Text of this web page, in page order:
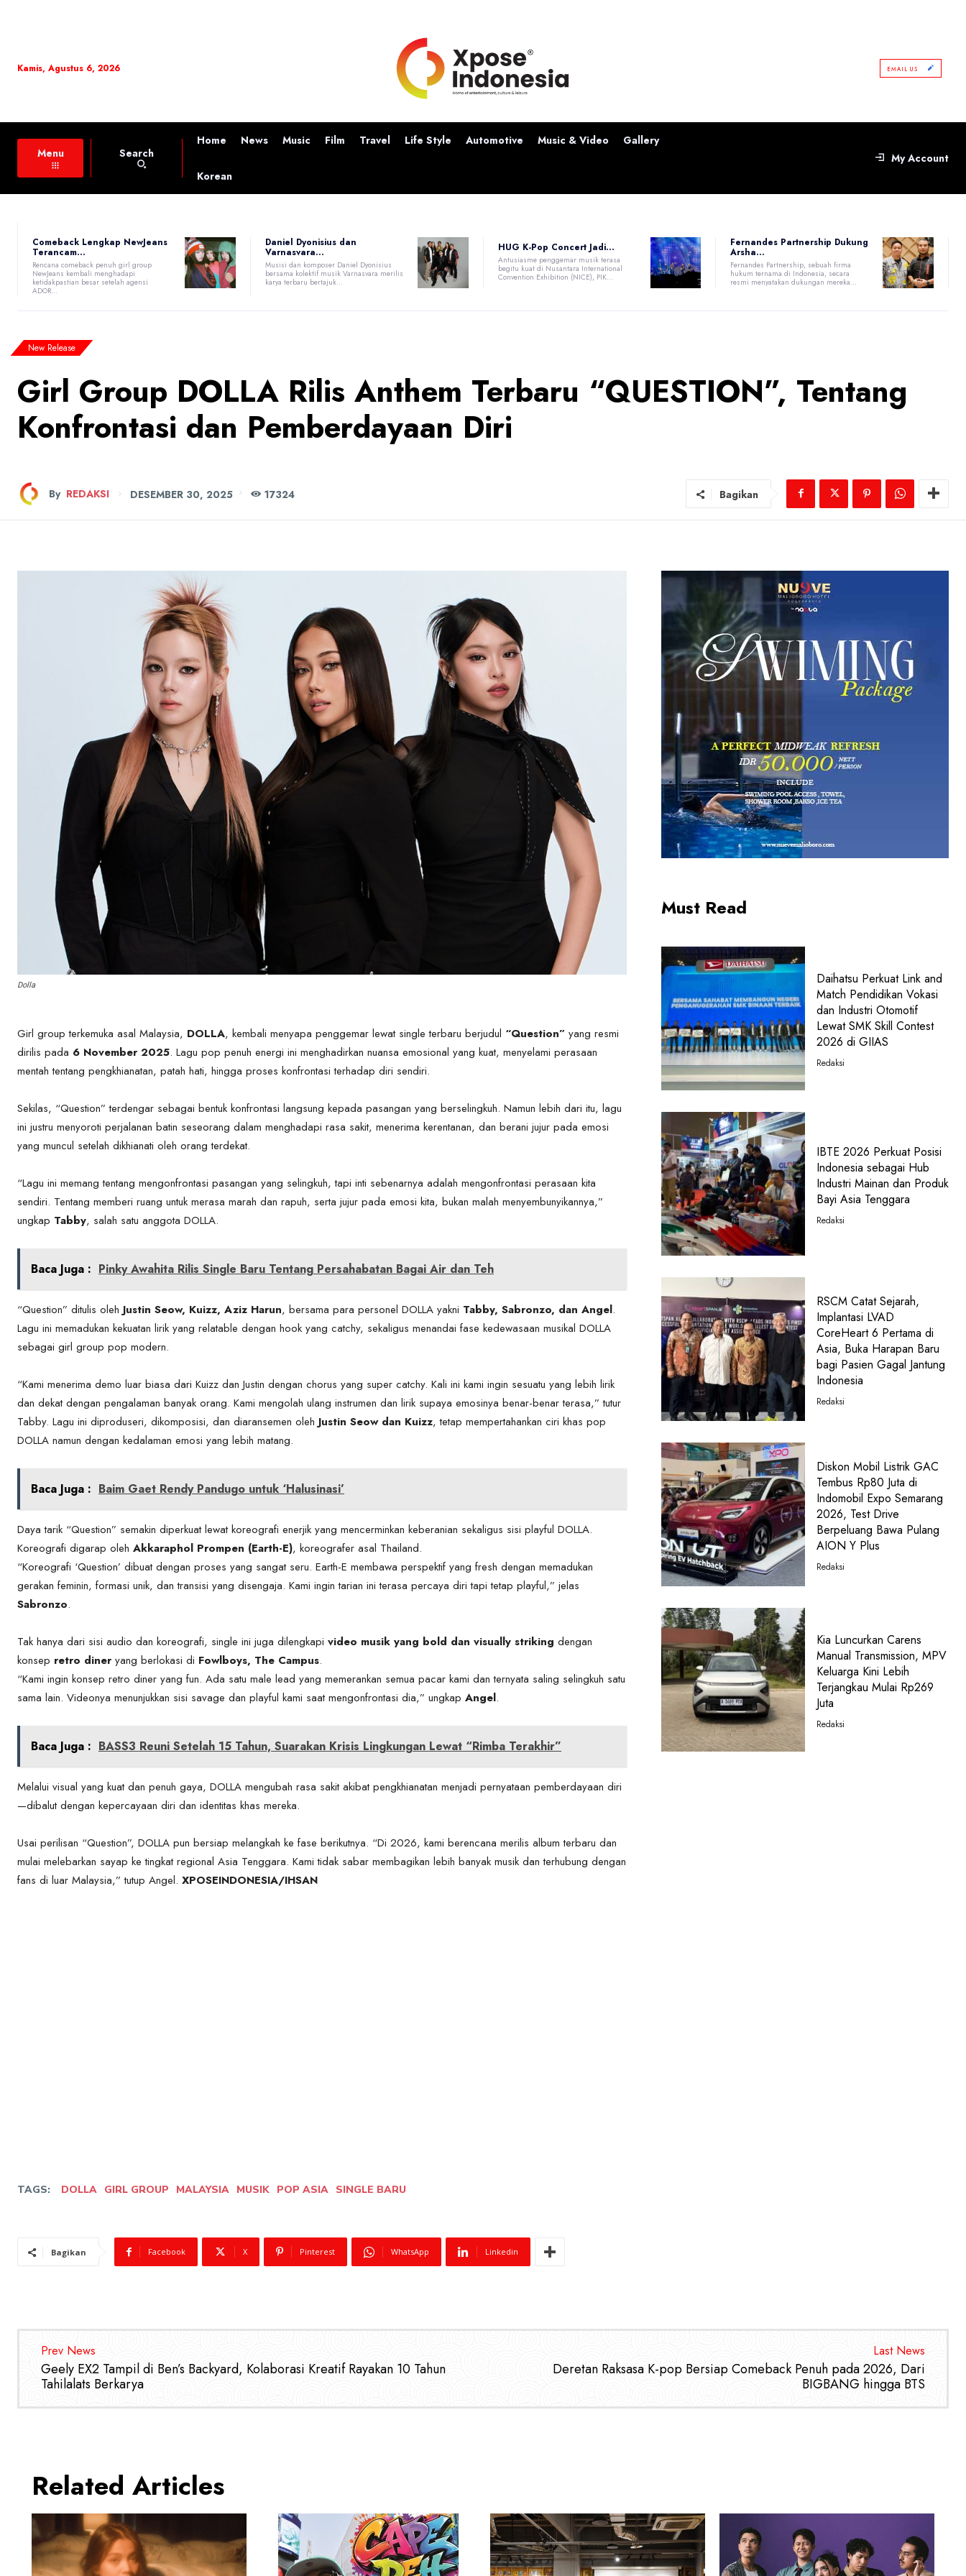
Kamis, Agustus 6, 2026 EMAIL US
Menu Search
Home News Music Film Travel Life Style Automotive Music & Video Gallery
Korean
My Account
Comeback Lengkap NewJeans
Terancam...
Rencana comeback penuh girl group
NewJeans kembali menghadapi
ketidakpastian besar setelah agensi
ADOR...
Daniel Dyonisius dan
Varnasvara...
Musisi dan komposer Daniel Dyonisius
bersama kolektif musik Varnasvara merilis
karya terbaru bertajuk...
HUG K-Pop Concert Jadi...
Antusiasme penggemar musik terasa
begitu kuat di Nusantara International
Convention Exhibition (NICE), PIK...
Fernandes Partnership Dukung
Arsha...
Fernandes Partnership, sebuah firma
hukum ternama di Indonesia, secara
resmi menyatakan dukungan mereka...
New Release
Girl Group DOLLA Rilis Anthem Terbaru “QUESTION”, Tentang
Konfrontasi dan Pemberdayaan Diri
By REDAKSI DESEMBER 30, 2025 17324 Bagikan
Dolla
Girl group terkemuka asal Malaysia, DOLLA, kembali menyapa penggemar lewat single terbaru berjudul “Question” yang resmi
dirilis pada 6 November 2025. Lagu pop penuh energi ini menghadirkan nuansa emosional yang kuat, menyelami perasaan
mentah tentang pengkhianatan, patah hati, hingga proses konfrontasi terhadap diri sendiri.
Sekilas, “Question” terdengar sebagai bentuk konfrontasi langsung kepada pasangan yang berselingkuh. Namun lebih dari itu, lagu
ini justru menyoroti perjalanan batin seseorang dalam menghadapi rasa sakit, menerima kerentanan, dan berani jujur pada emosi
yang muncul setelah dikhianati oleh orang terdekat.
“Lagu ini memang tentang mengonfrontasi pasangan yang selingkuh, tapi inti sebenarnya adalah mengonfrontasi perasaan kita
sendiri. Tentang memberi ruang untuk merasa marah dan rapuh, serta jujur pada emosi kita, bukan malah menyembunyikannya,”
ungkap Tabby, salah satu anggota DOLLA.
Baca Juga : Pinky Awahita Rilis Single Baru Tentang Persahabatan Bagai Air dan Teh
“Question” ditulis oleh Justin Seow, Kuizz, Aziz Harun, bersama para personel DOLLA yakni Tabby, Sabronzo, dan Angel.
Lagu ini memadukan kekuatan lirik yang relatable dengan hook yang catchy, sekaligus menandai fase kedewasaan musikal DOLLA
sebagai girl group pop modern.
“Kami menerima demo luar biasa dari Kuizz dan Justin dengan chorus yang super catchy. Kali ini kami ingin sesuatu yang lebih lirik
dan dekat dengan pengalaman banyak orang. Kami mengolah ulang instrumen dan lirik supaya emosinya benar-benar terasa,” tutur
Tabby. Lagu ini diproduseri, dikomposisi, dan diaransemen oleh Justin Seow dan Kuizz, tetap mempertahankan ciri khas pop
DOLLA namun dengan kedalaman emosi yang lebih matang.
Baca Juga : Baim Gaet Rendy Pandugo untuk ‘Halusinasi’
Daya tarik “Question” semakin diperkuat lewat koreografi enerjik yang mencerminkan keberanian sekaligus sisi playful DOLLA.
Koreografi digarap oleh Akkaraphol Prompen (Earth-E), koreografer asal Thailand.
“Koreografi ‘Question’ dibuat dengan proses yang sangat seru. Earth-E membawa perspektif yang fresh dengan memadukan
gerakan feminin, formasi unik, dan transisi yang disengaja. Kami ingin tarian ini terasa percaya diri tapi tetap playful,” jelas
Sabronzo.
Tak hanya dari sisi audio dan koreografi, single ini juga dilengkapi video musik yang bold dan visually striking dengan
konsep retro dineryang berlokasi di Fowlboys, The Campus.
“Kami ingin konsep retro diner yang fun. Ada satu male lead yang memerankan semua pacar kami dan ternyata saling selingkuh satu
sama lain. Videonya menunjukkan sisi savage dan playful kami saat mengonfrontasi dia,” ungkap Angel.
Baca Juga : BASS3 Reuni Setelah 15 Tahun, Suarakan Krisis Lingkungan Lewat “Rimba Terakhir”
Melalui visual yang kuat dan penuh gaya, DOLLA mengubah rasa sakit akibat pengkhianatan menjadi pernyataan pemberdayaan diri
—dibalut dengan kepercayaan diri dan identitas khas mereka.
Usai perilisan “Question”, DOLLA pun bersiap melangkah ke fase berikutnya. “Di 2026, kami berencana merilis album terbaru dan
mulai melebarkan sayap ke tingkat regional Asia Tenggara. Kami tidak sabar membagikan lebih banyak musik dan terhubung dengan
fans di luar Malaysia,” tutup Angel. XPOSEINDONESIA/IHSAN
TAGS: DOLLA GIRL GROUP MALAYSIA MUSIK POP ASIA SINGLE BARU
Bagikan Facebook X Pinterest WhatsApp Linkedin
Must Read
Daihatsu Perkuat Link and
Match Pendidikan Vokasi
dan Industri Otomotif
Lewat SMK Skill Contest
2026 di GIIAS
Redaksi
IBTE 2026 Perkuat Posisi
Indonesia sebagai Hub
Industri Mainan dan Produk
Bayi Asia Tenggara
Redaksi
RSCM Catat Sejarah,
Implantasi LVAD
CoreHeart 6 Pertama di
Asia, Buka Harapan Baru
bagi Pasien Gagal Jantung
Indonesia
Redaksi
Diskon Mobil Listrik GAC
Tembus Rp80 Juta di
Indomobil Expo Semarang
2026, Test Drive
Berpeluang Bawa Pulang
AION Y Plus
Redaksi
Kia Luncurkan Carens
Manual Transmission, MPV
Keluarga Kini Lebih
Terjangkau Mulai Rp269
Juta
Redaksi
Prev News
Geely EX2 Tampil di Ben’s Backyard, Kolaborasi Kreatif Rayakan 10 Tahun
Tahilalats Berkarya
Last News
Deretan Raksasa K-pop Bersiap Comeback Penuh pada 2026, Dari
BIGBANG hingga BTS
Related Articles